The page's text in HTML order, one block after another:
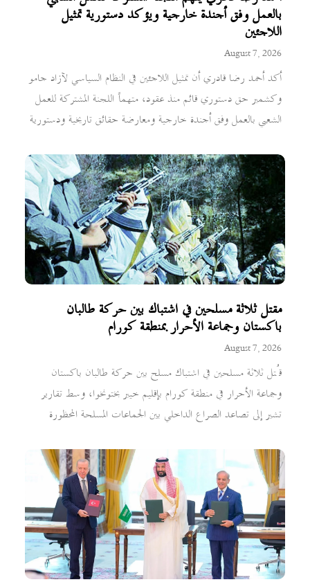
بالعمل وفق أجندة خارجية ويؤكد دستورية تمثيل
اللاجئين
August 7, 2026
أكد أحمد رضا قادري أن تمثيل اللاجئين في النظام السياسي لآزاد جامو
وكشمير حق دستوري قائم منذ عقود، متهماً اللجنة المشتركة للعمل
الشعبي بالعمل وفق أجندة خارجية ومعارضة حقائق تاريخية ودستورية
مقتل ثلاثة مسلحين في اشتباك بين حركة طالبان
باكستان وجماعة الأحرار بمنطقة كورام
August 7, 2026
قُتل ثلاثة مسلحين في اشتباك مسلح بين حركة طالبان باكستان
وجماعة الأحرار في منطقة كورام بإقليم خيبر بختونخوا، وسط تقارير
تشير إلى تصاعد الصراع الداخلي بين الجماعات المسلحة المحظورة